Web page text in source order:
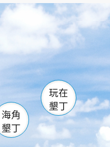
南仁湖
佳樂水
風吹沙龍磐公園
龍坑
海角
墾丁
玩在
墾丁